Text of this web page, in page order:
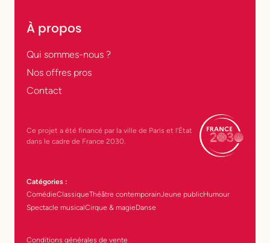
À propos
Qui sommes-nous ?
Nos offres pros
Contact
Ce projet a été financé par la ville de Paris et l’État
dans le cadre de France 2030.
Catégories :
ComédieClassiqueThéâtre contemporainJeune publicHumour
Spectacle musicalCirque & magieDanse
Conditions générales de vente